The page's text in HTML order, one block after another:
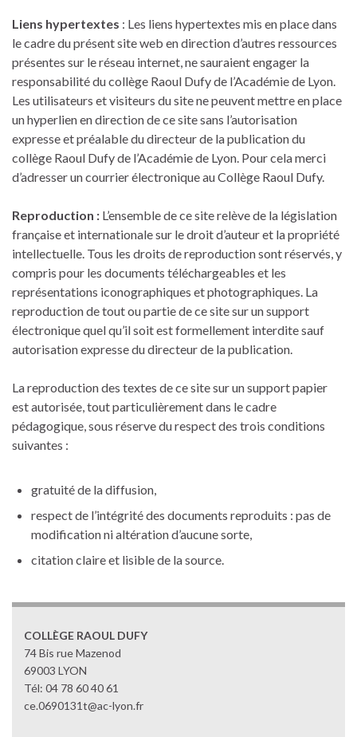
Liens hypertextes : Les liens hypertextes mis en place dans
le cadre du présent site web en direction d’autres ressources
présentes sur le réseau internet, ne sauraient engager la
responsabilité du collège Raoul Dufy de l’Académie de Lyon.
Les utilisateurs et visiteurs du site ne peuvent mettre en place
un hyperlien en direction de ce site sans l’autorisation
expresse et préalable du directeur de la publication du
collège Raoul Dufy de l’Académie de Lyon. Pour cela merci
d’adresser un courrier électronique au Collège Raoul Dufy.
Reproduction : L’ensemble de ce site relève de la législation
française et internationale sur le droit d’auteur et la propriété
intellectuelle. Tous les droits de reproduction sont réservés, y
compris pour les documents téléchargeables et les
représentations iconographiques et photographiques. La
reproduction de tout ou partie de ce site sur un support
électronique quel qu’il soit est formellement interdite sauf
autorisation expresse du directeur de la publication.
La reproduction des textes de ce site sur un support papier
est autorisée, tout particulièrement dans le cadre
pédagogique, sous réserve du respect des trois conditions
suivantes :
gratuité de la diffusion,
respect de l’intégrité des documents reproduits : pas de
modification ni altération d’aucune sorte,
citation claire et lisible de la source.
COLLÈGE RAOUL DUFY
74 Bis rue Mazenod
69003 LYON
Tél: 04 78 60 40 61
ce.0690131t@ac-lyon.fr